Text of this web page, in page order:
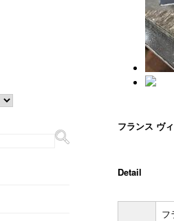
フランス ヴ
Detail
フ